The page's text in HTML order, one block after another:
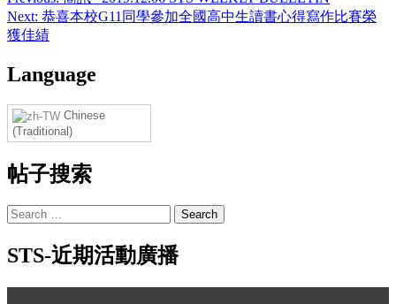
navigation
Next: 恭喜本校G11同學參加全國高中生讀書心得寫作比賽榮
獲佳績
Language
Chinese
(Traditional)
帖子搜索
Search
for:
STS-近期活動廣播